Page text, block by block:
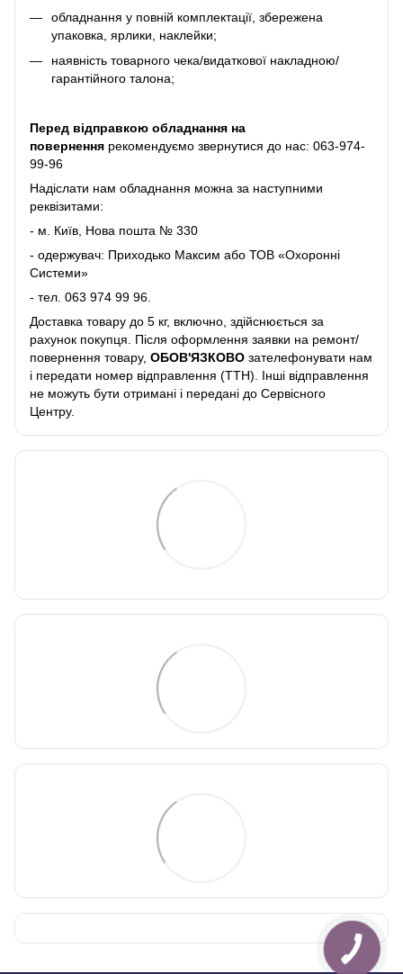
обладнання у повній комплектації, збережена
упаковка, ярлики, наклейки;
наявність товарного чека/видаткової накладною/
гарантійного талона;
Перед відправкою обладнання на
повернення рекомендуємо звернутися до нас: 063-974-
99-96
Надіслати нам обладнання можна за наступними
реквізитами:
- м. Київ, Нова пошта № 330
- одержувач: Приходько Максим або ТОВ «Охоронні
Системи»
- тел. 063 974 99 96.
Доставка товару до 5 кг, включно, здійснюється за
рахунок покупця. Після оформлення заявки на ремонт/
повернення товару, ОБОВ'ЯЗКОВО зателефонувати нам
і передати номер відправлення (ТТН). Інші відправлення
не можуть бути отримані і передані до Сервісного
Центру.